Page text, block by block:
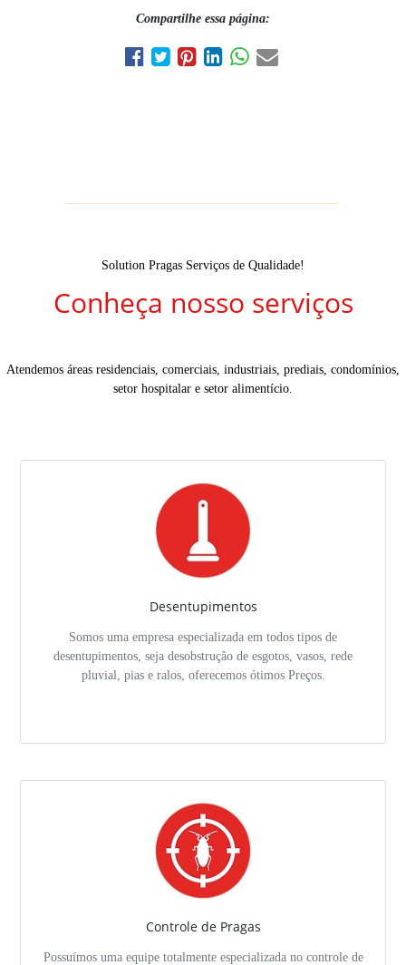
Compartilhe essa página:
Solution Pragas Serviços de Qualidade!
Conheça nosso serviços
Atendemos áreas residenciais, comerciais, industriais, prediais, condomínios,
setor hospitalar e setor alimentício.
Desentupimentos
Somos uma empresa especializada em todos tipos de
desentupimentos, seja desobstrução de esgotos, vasos, rede
pluvial, pias e ralos, oferecemos ótimos Preços.
Controle de Pragas
Possuímos uma equipe totalmente especializada no controle de